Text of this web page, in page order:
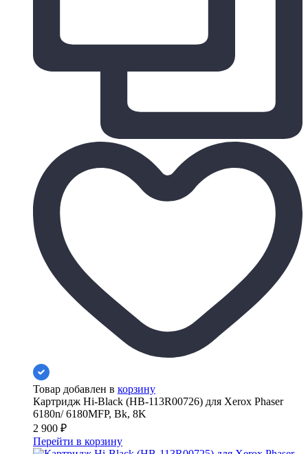
Товар добавлен в корзину
Картридж Hi-Black (HB-113R00726) для Xerox Phaser
6180n/ 6180MFP, Bk, 8K
2 900 ₽
Перейти в корзину